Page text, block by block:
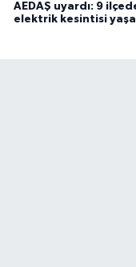
AEDAŞ uyardı: 9
elektrik kesintisi